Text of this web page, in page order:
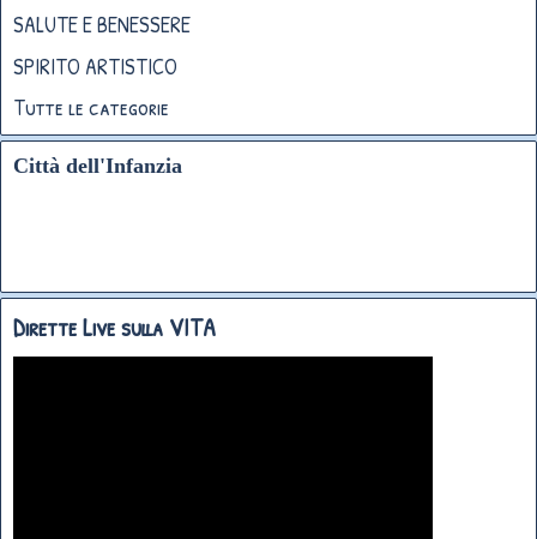
SALUTE E BENESSERE
SPIRITO ARTISTICO
Tutte le categorie
Città dell'Infanzia
Dirette Live sulla VITA